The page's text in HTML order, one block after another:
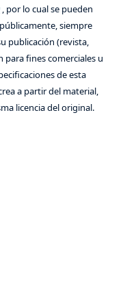
, por lo cual se pueden
siempre
publicación (revista,
para fines comerciales u
de esta
a partir del material,
licencia del original.